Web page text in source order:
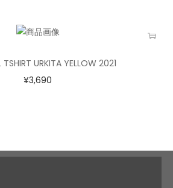
TSHIRT URKITA YELLOW 2021
¥3,690